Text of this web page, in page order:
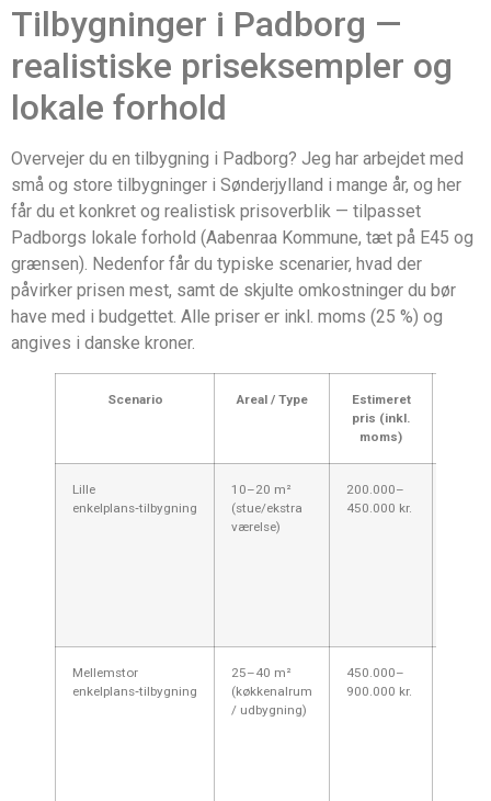
Tilbygninger i Padborg —
realistiske priseksempler og
lokale forhold
Overvejer du en tilbygning i Padborg? Jeg har arbejdet med
små og store tilbygninger i Sønderjylland i mange år, og her
får du et konkret og realistisk prisoverblik — tilpasset
Padborgs lokale forhold (Aabenraa Kommune, tæt på E45 og
grænsen). Nedenfor får du typiske scenarier, hvad der
påvirker prisen mest, samt de skjulte omkostninger du bør
have med i budgettet. Alle priser er inkl. moms (25 %) og
angives i danske kroner.
Scenario Areal / Type
Estimeret
pris (inkl.
moms)
Lille
enkelplans‑tilbygning
10–20 m²
(stue/ekstra
værelse)
200.000–
450.000 kr.
Mellemstor
enkelplans‑tilbygning
25–40 m²
(køkkenalrum
/ udbygning)
450.000–
900.000 kr.